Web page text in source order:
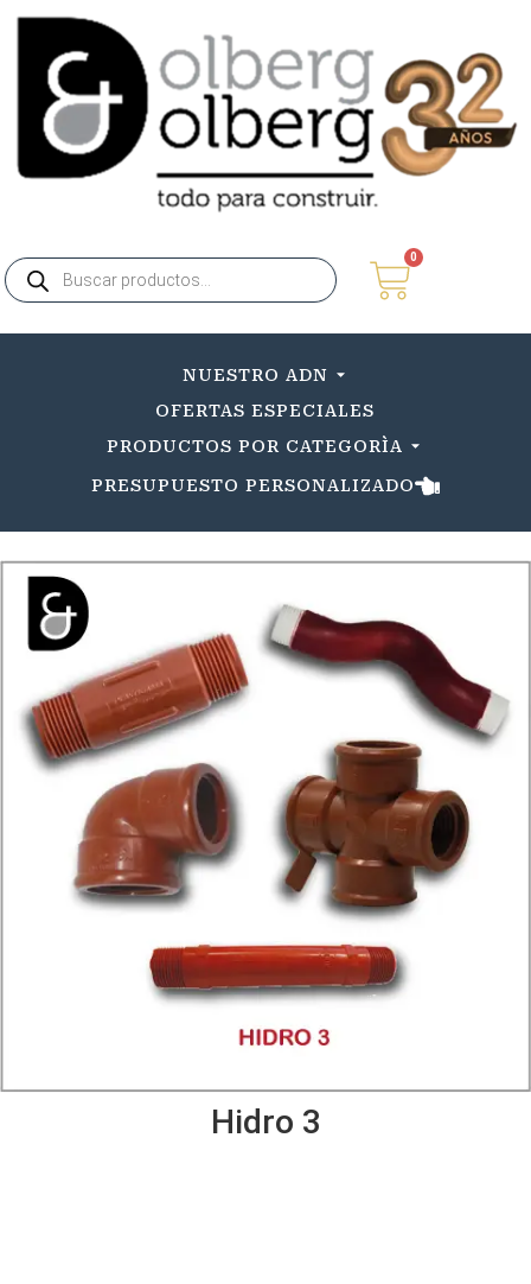
0
NUESTRO ADN
OFERTAS ESPECIALES
PRODUCTOS POR CATEGORÌA
PRESUPUESTO PERSONALIZADO
Hidro 3